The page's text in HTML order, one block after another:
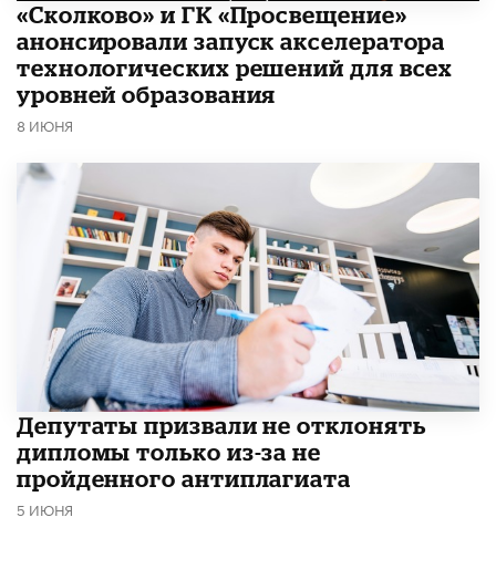
«Сколково» и ГК «Просвещение»
анонсировали запуск акселератора
технологических решений для всех
уровней образования
8 ИЮНЯ
Депутаты призвали не отклонять
дипломы только из-за не
пройденного антиплагиата
5 ИЮНЯ